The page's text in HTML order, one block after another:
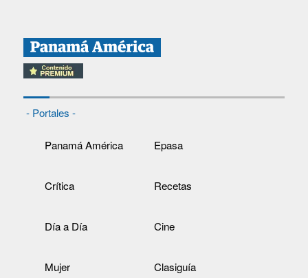
- Portales -
Panamá América Epasa
Crítica Recetas
Día a Día Cine
Mujer Clasiguía